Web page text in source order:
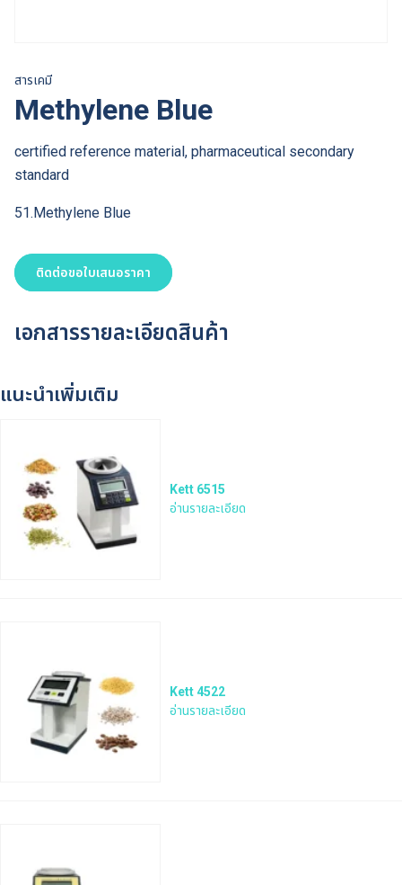
สารเคมี
Methylene Blue
certified reference material, pharmaceutical secondary
standard
51.Methylene Blue
ติดต่อขอใบเสนอราคา
เอกสารรายละเอียดสินค้า
แนะนำเพิ่มเติม
Kett 6515
อ่านรายละเอียด
Kett 4522
อ่านรายละเอียด